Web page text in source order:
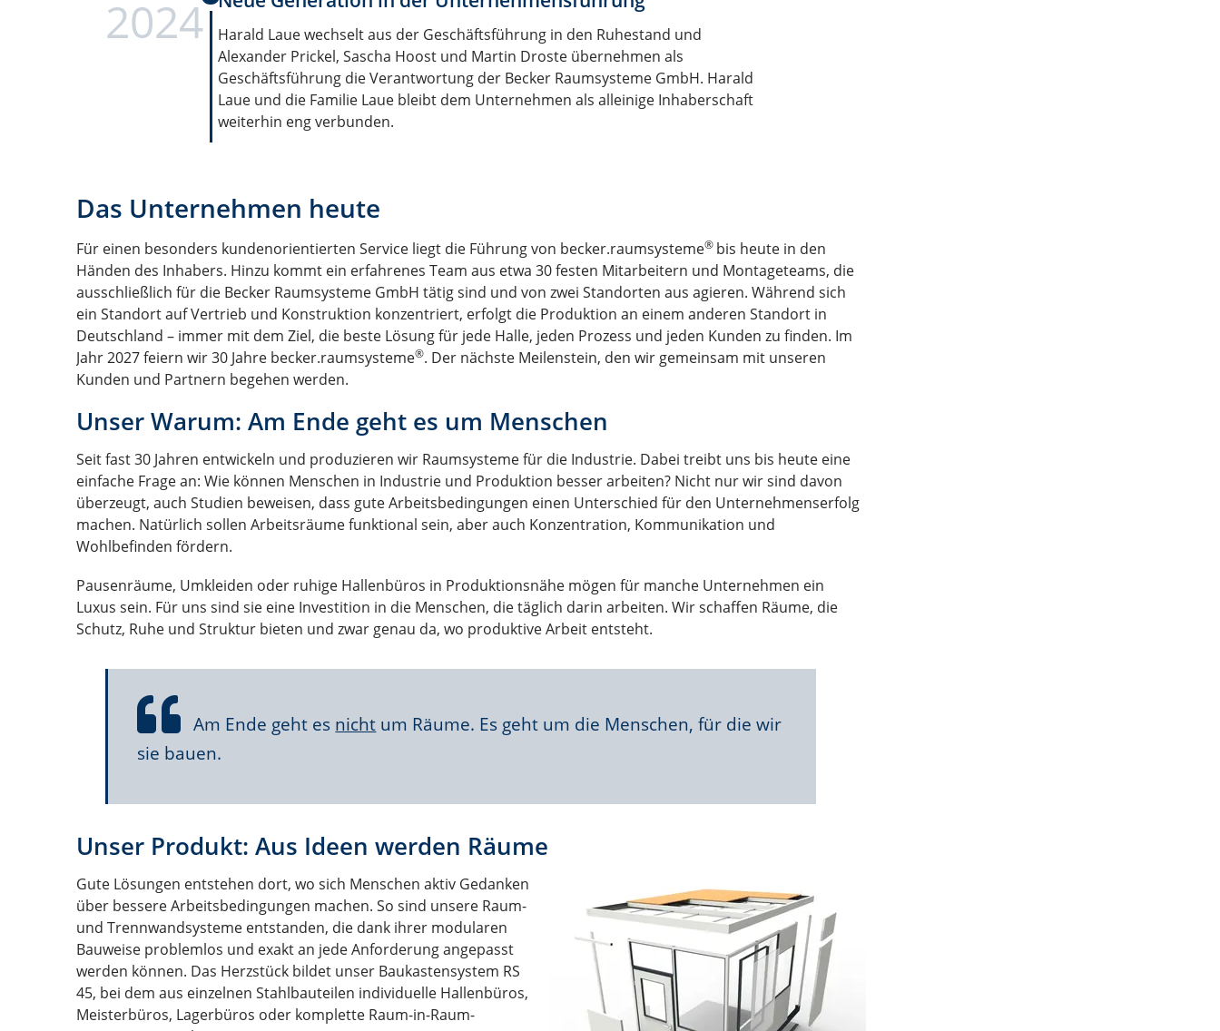
2024
Harald Laue wechselt aus der Geschäftsführung in den Ruhestand und
Alexander Prickel, Sascha Hoost und Martin Droste übernehmen als
Geschäftsführung die Verantwortung der Becker Raumsysteme GmbH. Harald
Laue und die Familie Laue bleibt dem Unternehmen als alleinige Inhaberschaft
weiterhin eng verbunden.
Das Unternehmen heute
Für einen besonders kundenorientierten Service liegt die Führung von becker.raumsysteme® bis heute in den
Händen des Inhabers. Hinzu kommt ein erfahrenes Team aus etwa 30 festen Mitarbeitern und Montageteams, die
ausschließlich für die Becker Raumsysteme GmbH tätig sind und von zwei Standorten aus agieren. Während sich
ein Standort auf Vertrieb und Konstruktion konzentriert, erfolgt die Produktion an einem anderen Standort in
Deutschland – immer mit dem Ziel, die beste Lösung für jede Halle, jeden Prozess und jeden Kunden zu finden. Im
Jahr 2027 feiern wir 30 Jahre becker.raumsysteme®. Der nächste Meilenstein, den wir gemeinsam mit unseren
Kunden und Partnern begehen werden.
Unser Warum: Am Ende geht es um Menschen
Seit fast 30 Jahren entwickeln und produzieren wir Raumsysteme für die Industrie. Dabei treibt uns bis heute eine
einfache Frage an: Wie können Menschen in Industrie und Produktion besser arbeiten? Nicht nur wir sind davon
überzeugt, auch Studien beweisen, dass gute Arbeitsbedingungen einen Unterschied für den Unternehmenserfolg
machen. Natürlich sollen Arbeitsräume funktional sein, aber auch Konzentration, Kommunikation und
Wohlbefinden fördern.
Pausenräume, Umkleiden oder ruhige Hallenbüros in Produktionsnähe mögen für manche Unternehmen ein
Luxus sein. Für uns sind sie eine Investition in die Menschen, die täglich darin arbeiten. Wir schaffen Räume, die
Schutz, Ruhe und Struktur bieten und zwar genau da, wo produktive Arbeit entsteht.
Am Ende geht es nicht um Räume. Es geht um die Menschen, für die wir
sie bauen.
Unser Produkt: Aus Ideen werden Räume
Gute Lösungen entstehen dort, wo sich Menschen aktiv Gedanken
über bessere Arbeitsbedingungen machen. So sind unsere Raum-
und Trennwandsysteme entstanden, die dank ihrer modularen
Bauweise problemlos und exakt an jede Anforderung angepasst
werden können. Das Herzstück bildet unser Baukastensystem RS
45, bei dem aus einzelnen Stahlbauteilen individuelle Hallenbüros,
Meisterbüros, Lagerbüros oder komplette Raum-in-Raum-